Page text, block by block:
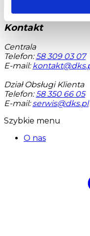
Kontakt
Centrala
Telefon: 58 309 03 07
E-mail:
Dział Obsługi Klienta
Telefon: 58 350 66 05
E-mail: serwis@dks.pl
Szybkie menu
O nas